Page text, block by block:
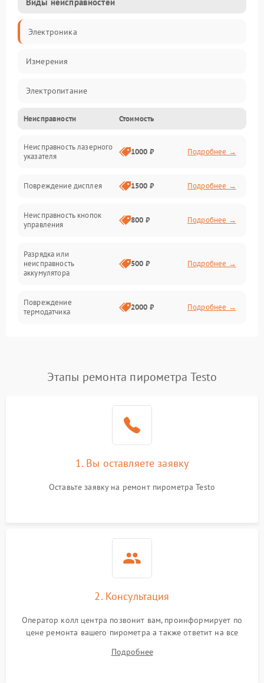
Электроника
Измерения
Электропитание
Оптика
Индикация
Герметичность
Неисправности Стоимость
Неисправность лазерного
указателя
1000 ₽ Подробнее →
Повреждение дисплея 1500 ₽ Подробнее →
Неисправность кнопок
управления
800 ₽ Подробнее →
Разрядка или
неисправность
аккумулятора
500 ₽ Подробнее →
Повреждение
термодатчика
2000 ₽ Подробнее →
Неисправность USB-порта 1000 ₽ Подробнее →
Повреждение внутренней
Повреждение кабеля
500 ₽ Подробнее →
800 ₽
Неисправность системы
2000 ₽
Этапы ремонта пирометра Testo
1. Вы оставляете заявку
Оставьте заявку на ремонт пирометра Testo
2. Консультация
Оператор колл центра позвонит вам, проинформирует по
цене ремонта вашего пирометра а также ответит на все
Подробнее